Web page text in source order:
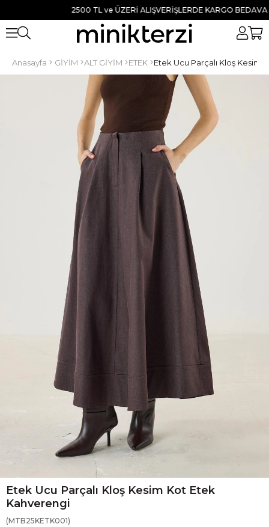
2500 TL ve ÜZERİ ALIŞVERİŞLERDE KARGO BEDAVA ●
Anasayfa GİYİM ALT GİYİM ETEK Etek Ucu Parçalı Kloş Kesim
Etek Ucu Parçalı Kloş Kesim Kot Etek
Kahverengi
(MTB25KETK001)